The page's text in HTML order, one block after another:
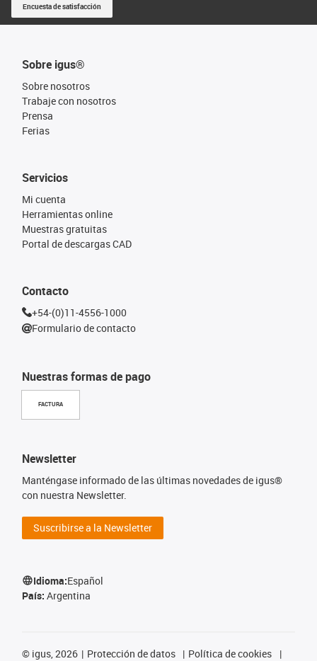
Encuesta de satisfacción
Sobre igus®
Sobre nosotros
Trabaje con nosotros
Prensa
Ferias
Nuestras formas de pago
FACTURA
Servicios
Mi cuenta
Herramientas online
Muestras gratuitas
Portal de descargas CAD
Contacto
+54-(0)11-4556-1000
Formulario de contacto
Newsletter
Manténgase informado de las últimas novedades de igus®
con nuestra Newsletter.
Suscribirse a la Newsletter
Idioma:Español
País: Argentina
© igus, 2026 Protección de datos
Política de cookies